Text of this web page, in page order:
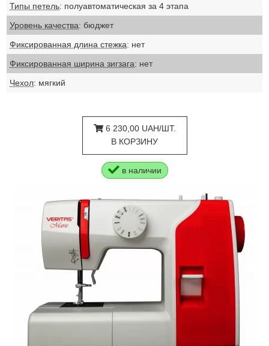
Типы петель: полуавтоматическая за 4 этапа
Уровень качества: бюджет
Фиксированная длина стежка: нет
Фиксированная ширина зигзага: нет
Чехол: мягкий
6 230,00 UAH/ШТ.
В КОРЗИНУ
в наличии